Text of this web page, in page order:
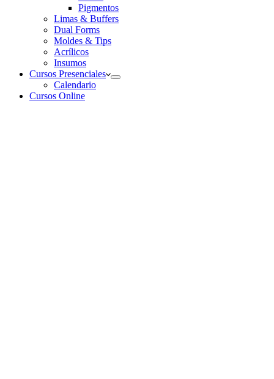
Pigmentos
Limas & Buffers
Dual Forms
Moldes & Tips
Acrílicos
Insumos
Cursos Presenciales
Calendario
Cursos Online